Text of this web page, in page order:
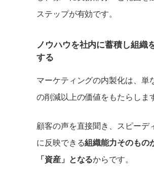
ステップが有効です。
ノウハウを社内に蓄積し組織
する
マーケティングの内製化は、単
の削減以上の価値をもたらしま
顧客の声を直接聞き、スピーデ
に反映できる組織能力そのもの
「資産」となるからです。